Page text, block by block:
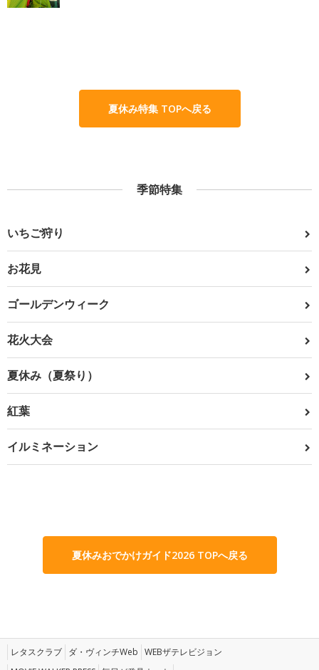
夏休み特集 TOPへ戻る
季節特集
いちご狩り
お花見
ゴールデンウィーク
花火大会
夏休み（夏祭り）
紅葉
イルミネーション
夏休みおでかけガイド2026 TOPへ戻る
レタスクラブ ダ・ヴィンチWeb WEBザテレビジョン